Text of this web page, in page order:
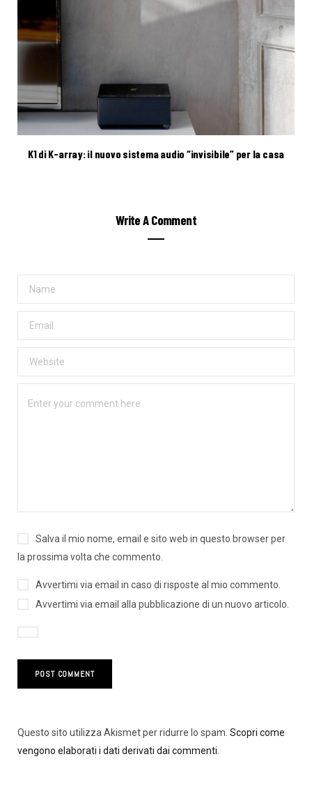
K1 di K-array: il nuovo sistema audio “invisibile” per la casa
Write A Comment
Salva il mio nome, email e sito web in questo browser per
la prossima volta che commento.
Avvertimi via email in caso di risposte al mio commento.
Avvertimi via email alla pubblicazione di un nuovo articolo.
Questo sito utilizza Akismet per ridurre lo spam. Scopri come
vengono elaborati i dati derivati dai commenti